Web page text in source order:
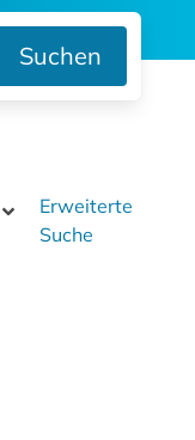
Suchen
Erweiterte
Suche